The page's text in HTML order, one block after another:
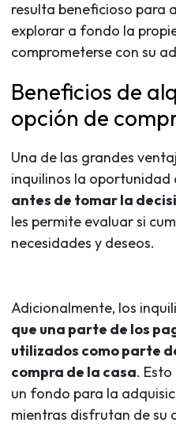
resulta beneficioso para
explorar a fondo la
comprometerse con su
Beneficios de
opción de
Una de las grandes
inquilinos la oportunidad
antes de tomar la
les permite evaluar si
necesidades y deseos.
Adicionalmente, los
que una parte de los
utilizados como parte
compra de la casa.
un fondo para la
mientras disfrutan de su